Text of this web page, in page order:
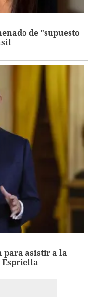
de "supuesto
para asistir a la
Espriella